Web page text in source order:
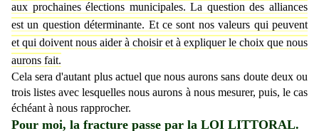
aux prochaines élections municipales. La question des alliances
est un question déterminante. Et ce sont nos valeurs qui peuvent
et qui doivent nous aider à choisir et à expliquer le choix que nous
aurons fait.
Cela sera d'autant plus actuel que nous aurons sans doute deux ou
trois listes avec lesquelles nous aurons à nous mesurer, puis, le cas
échéant à nous rapprocher.
Pour moi, la fracture passe par la LOI LITTORAL.